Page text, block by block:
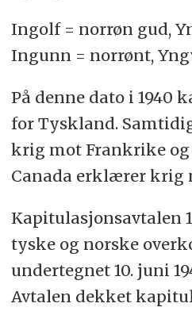
Ingolf = norrøn gud,
Ingunn = norrønt,
På denne dato i 1940
for Tyskland.
krig mot Frankrike
Canada erklærer krig
Kapitulasjonsavtalen
tyske og norske
undertegnet 10. juni
Avtalen dekket